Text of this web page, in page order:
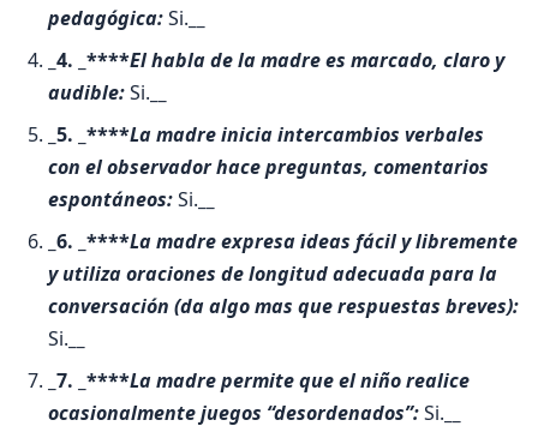
pedagógica:Si.
_4. _****El habla de la madre es marcado, claro y
audible:Si.
_5. _****La madre inicia intercambios verbales
con el observador hace preguntas, comentarios
espontáneos:Si.
_6. _****La madre expresa ideas fácil y libremente
y utiliza oraciones de longitud adecuada para la
conversación (da algo mas que respuestas breves):
Si.
_7. _****La madre permite que el niño realice
ocasionalmente juegos “desordenados”:Si.